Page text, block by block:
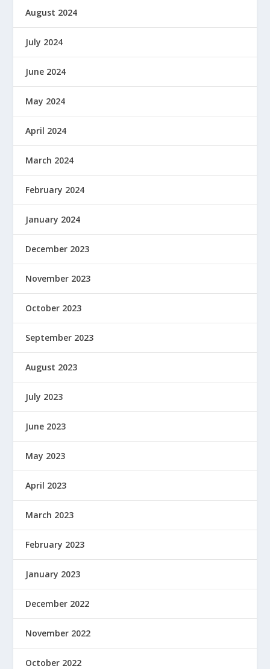
August 2024
July 2024
June 2024
May 2024
April 2024
March 2024
February 2024
January 2024
December 2023
November 2023
October 2023
September 2023
August 2023
July 2023
June 2023
May 2023
April 2023
March 2023
February 2023
January 2023
December 2022
November 2022
October 2022